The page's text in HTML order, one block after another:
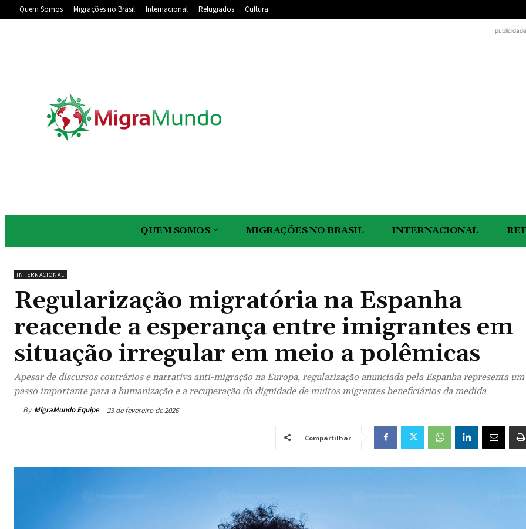
Quem Somos Migrações no Brasil Internacional Refugiados Cultura
publicidade
QUEM SOMOS MIGRAÇÕES NO BRASIL INTERNACIONAL
INTERNACIONAL
Regularização migratória na Espanha
reacende a esperança entre imigrantes em
situação irregular em meio a polêmicas
Apesar de discursos contrários e narrativa anti-migração na Europa, regularização anunciada pela Espanha representa um
passo importante para a humanização e a recuperação da dignidade de muitos migrantes beneficiários da medida
By MigraMundo Equipe 23 de fevereiro de 2026
Compartilhar